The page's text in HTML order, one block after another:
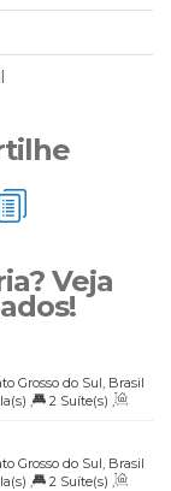
Veja
Grosso do Sul, Brasil
, 2 Suíte(s) ,
Grosso do Sul, Brasil
, 2 Suíte(s) ,